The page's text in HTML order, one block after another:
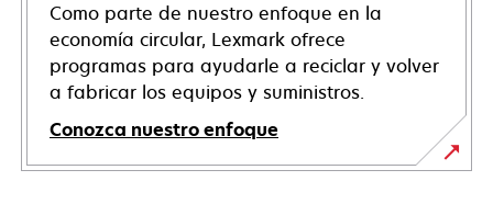
Como parte de nuestro enfoque en la
economía circular, Lexmark ofrece
programas para ayudarle a reciclar y volver
a fabricar los equipos y suministros.
Conozca nuestro enfoque